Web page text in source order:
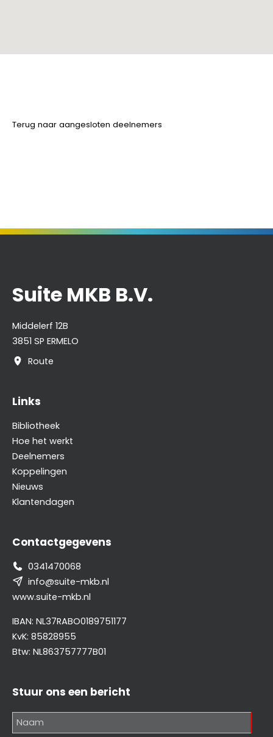
Terug naar aangesloten deelnemers
Suite MKB B.V.
Middelerf 12B
3851 SP ERMELO
Route
Links
Bibliotheek
Hoe het werkt
Deelnemers
Koppelingen
Nieuws
Klantendagen
Contactgegevens
0341470068
info@suite-mkb.nl
www.suite-mkb.nl
IBAN: NL37RABO0189751177
KvK: 85828955
Btw: NL863757777B01
Stuur ons een bericht